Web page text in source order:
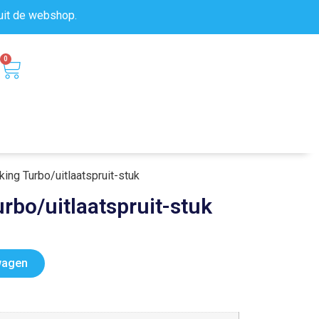
de webshop.
0
Turbo/uitlaatspruit-stuk
uitlaatspruit-stuk